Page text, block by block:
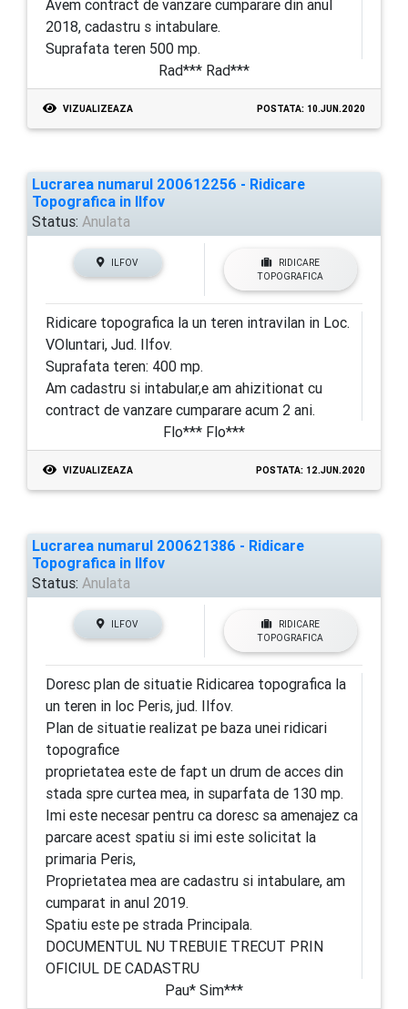
Avem contract de vanzare cumparare din anul
2018, cadastru s intabulare.
Suprafata teren 500 mp.
Rad*** Rad***
VIZUALIZEAZA POSTATA: 10.JUN.2020
Lucrarea numarul 200612256 - Ridicare
Topografica in Ilfov
Status: Anulata
ILFOV
RIDICARE
TOPOGRAFICA
Ridicare topografica la un teren intravilan in Loc.
VOluntari, Jud. Ilfov.
Suprafata teren: 400 mp.
Am cadastru si intabular,e am ahizitionat cu
contract de vanzare cumparare acum 2 ani.
Flo*** Flo***
VIZUALIZEAZA POSTATA: 12.JUN.2020
Lucrarea numarul 200621386 - Ridicare
Topografica in Ilfov
Status: Anulata
ILFOV
RIDICARE
TOPOGRAFICA
Doresc plan de situatie Ridicarea topografica la
un teren in loc Peris, jud. Ilfov.
Plan de situatie realizat pe baza unei ridicari
topografice
proprietatea este de fapt un drum de acces din
stada spre curtea mea, in suparfata de 130 mp.
Imi este necesar pentru ca doresc sa amenajez ca
parcare acest spatiu si imi este solicitat la
primaria Peris,
Proprietatea mea are cadastru si intabulare, am
cumparat in anul 2019.
Spatiu este pe strada Principala.
DOCUMENTUL NU TREBUIE TRECUT PRIN
OFICIUL DE CADASTRU
Pau* Sim***